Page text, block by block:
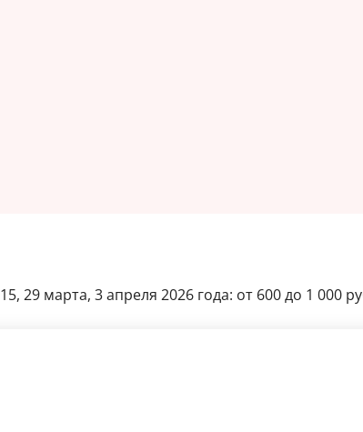
29 марта, 3 апреля 2026 года: от 600 до 1 000